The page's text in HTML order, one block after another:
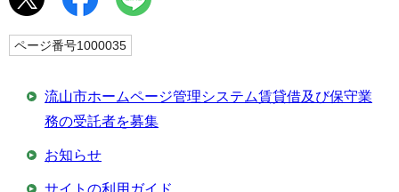
ページ番号1000035
流山市ホームページ管理システム賃貸借及び保守業
務の受託者を募集
お知らせ